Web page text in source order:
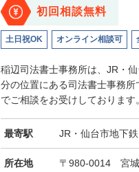
初回相談無料
土日祝OK オンライン相談可
稲辺司法書士事務所は、JR・
分の位置にある司法書士事務
でご相談をお受けしております
最寄駅 JR・仙台市地下
所在地
〒980-0014 宮城